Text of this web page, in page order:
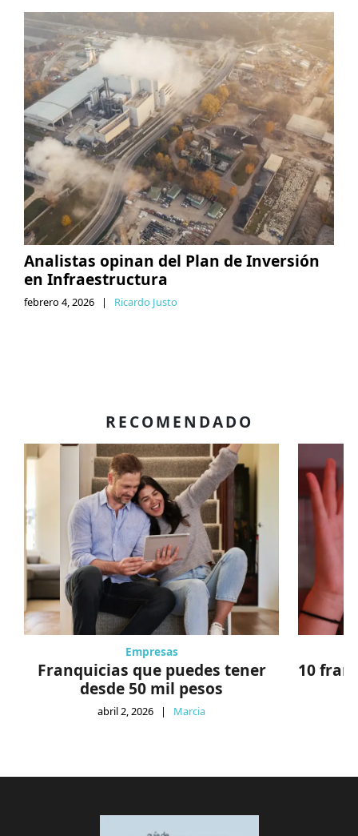
Analistas opinan del Plan de Inversión
en Infraestructura
febrero 4, 2026 | Ricardo Justo
RECOMENDADO
Empresas
Franquicias que puedes tener
desde 50 mil pesos
abril 2, 2026 | Marcia
10